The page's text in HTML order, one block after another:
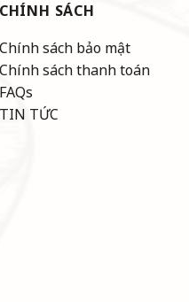
CHÍNH SÁCH
Chính sách bảo mật
Chính sách thanh toán
FAQs
TIN TỨC